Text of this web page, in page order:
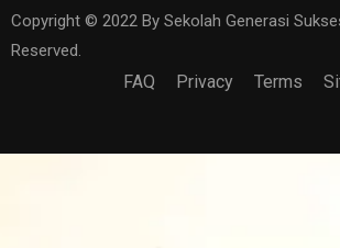
Copyright © 2022 By Sekolah Generasi
Reserved.
FAQ Privacy Terms